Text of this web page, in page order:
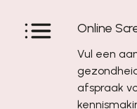
Online
Vul een
afspraak